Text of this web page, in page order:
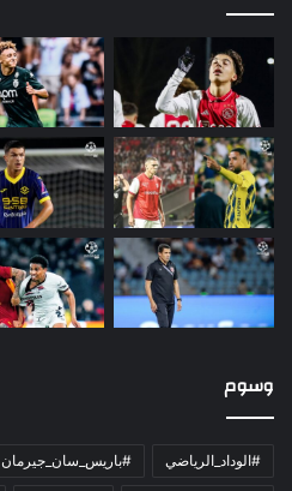
وسوم
#الوداد_الرياضي #باريس_سان_جيرمان